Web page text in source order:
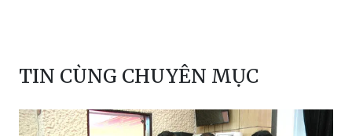
TIN CÙNG CHUYÊN MỤC